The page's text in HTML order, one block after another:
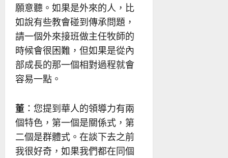
願意聽。如果是外來的人，比
如說有些教會碰到傳承問題，
請一個外來接班做主任牧師的
時候會很困難，但如果是從內
部成長的那一個相對過程就會
容易一點。
董 ：您提到華人的領導力有兩
個特色，第一個是關係式，第
二個是群體式。在談下去之前
我很好奇，如果我們都在同個